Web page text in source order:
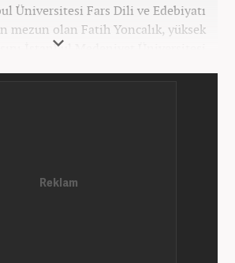
Üniversitesi Fars Dili ve Edebiyatı
mezun olan Fatih Yoncalık, yüksek
İstanbul Medeniyet Üniversitesi
başlayan Yoncalık, Eylül